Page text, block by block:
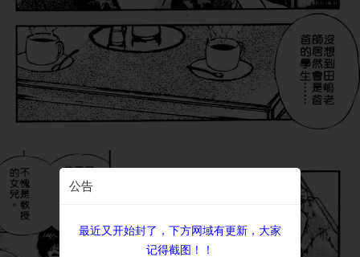
公告
最近又开始封了，下方网域有更新，大家
记得截图！！